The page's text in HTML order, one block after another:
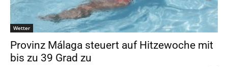
Wetter
Provinz Málaga steuert auf Hitzewoche mit
bis zu 39 Grad zu